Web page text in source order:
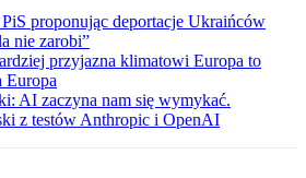
proponując deportacje Ukraińców
nie zarobi”
przyjazna klimatowi Europa to
Europa
AI zaczyna nam się wymykać.
z testów Anthropic i OpenAI